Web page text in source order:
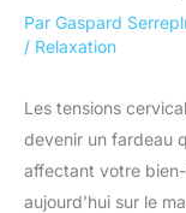
Par Gaspard
/ Relaxation
Les tensions
devenir un fardeau
affectant votre
aujourd’hui sur le